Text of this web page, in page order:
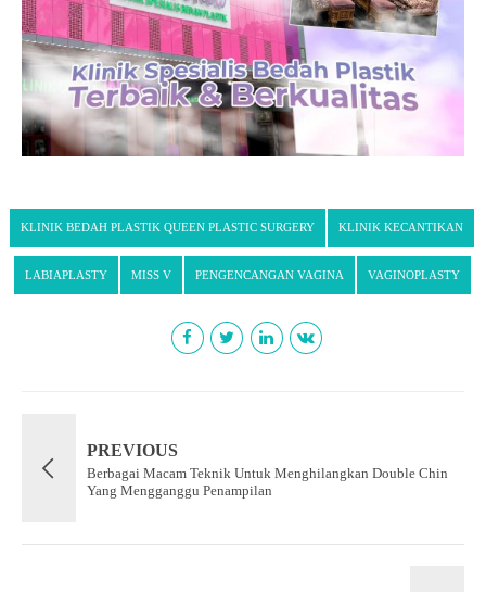
KLINIK BEDAH PLASTIK QUEEN PLASTIC SURGERY KLINIK KECANTIKAN
LABIAPLASTY MISS V PENGENCANGAN VAGINA VAGINOPLASTY
PREVIOUS
Berbagai Macam Teknik Untuk Menghilangkan Double Chin
Yang Mengganggu Penampilan